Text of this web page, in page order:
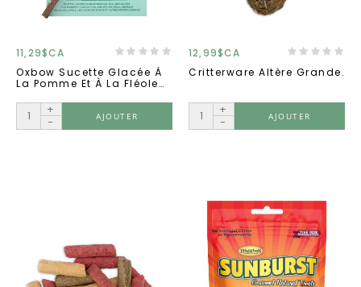
11,29$CA
Oxbow Sucette Glacée À
La Pomme Et À La Fléole
+
-
AJOUTER
12,99$CA
Critterware Altère Grande.
+
-
AJOUTER